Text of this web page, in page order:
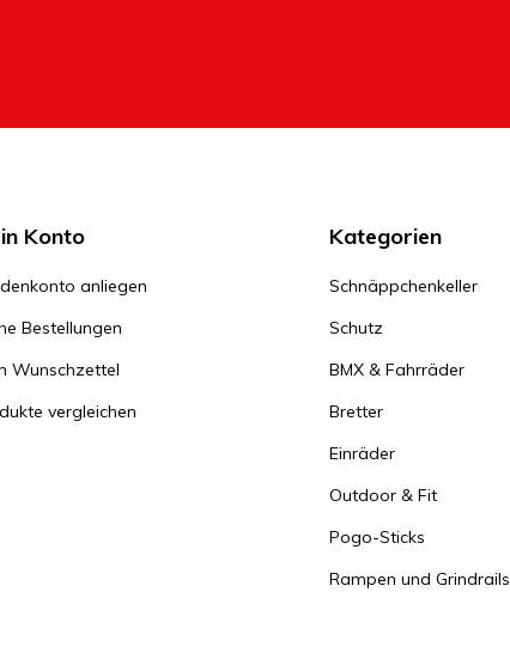
Konto
anliegen
Bestellungen
Wunschzettel
vergleichen
Kategorien
Schnäppchenkeller
Schutz
BMX & Fahrräder
Bretter
Einräder
Outdoor & Fit
Pogo-Sticks
Rampen und Grindrails